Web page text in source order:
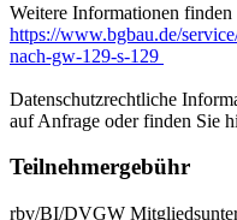
Weitere Informationen finden
https://www.bgbau.de/
nach-gw-129-s-129
Datenschutzrechtliche
auf Anfrage oder finden Sie
Teilnehmergebühr
rbv/BI/DVGW